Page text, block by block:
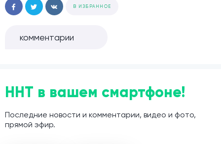
В ИЗБРАННОЕ
комментарии
ННТ в вашем смартфоне!
Последние новости и комментарии, видео и фото,
прямой эфир.